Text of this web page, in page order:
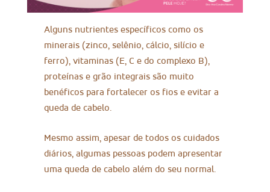
Alguns nutrientes específicos como os
minerais (zinco, selênio, cálcio, silício e
ferro), vitaminas (E, C e do complexo B),
proteínas e grão integrais são muito
benéficos para fortalecer os fios e evitar a
queda de cabelo.
Mesmo assim, apesar de todos os cuidados
diários, algumas pessoas podem apresentar
uma queda de cabelo além do seu normal.